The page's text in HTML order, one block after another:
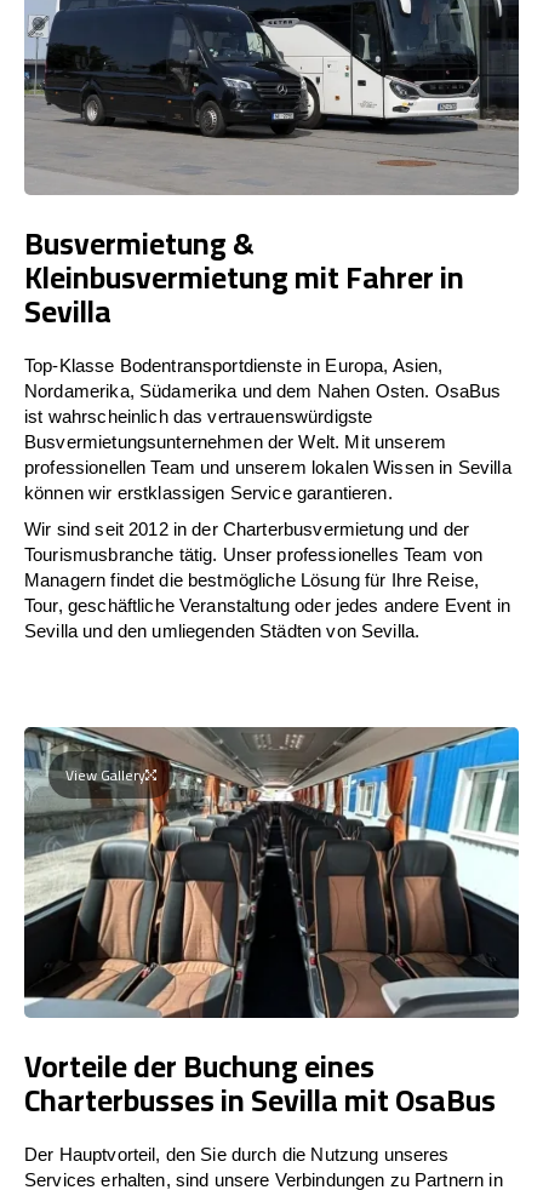
Busvermietung &
Kleinbusvermietung mit Fahrer in
Sevilla
Top-Klasse Bodentransportdienste in Europa, Asien,
Nordamerika, Südamerika und dem Nahen Osten. OsaBus
ist wahrscheinlich das vertrauenswürdigste
Busvermietungsunternehmen der Welt. Mit unserem
professionellen Team und unserem lokalen Wissen in Sevilla
können wir erstklassigen Service garantieren.
Wir sind seit 2012 in der Charterbusvermietung und der
Tourismusbranche tätig. Unser professionelles Team von
Managern findet die bestmögliche Lösung für Ihre Reise,
Tour, geschäftliche Veranstaltung oder jedes andere Event in
Sevilla und den umliegenden Städten von Sevilla.
View Gallery
Vorteile der Buchung eines
Charterbusses in Sevilla mit OsaBus
Der Hauptvorteil, den Sie durch die Nutzung unseres
Services erhalten, sind unsere Verbindungen zu Partnern in